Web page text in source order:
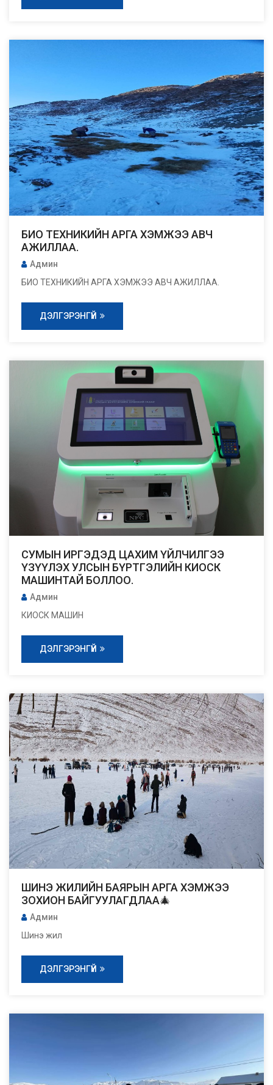
БИО ТЕХНИКИЙН АРГА ХЭМЖЭЭ АВЧ
АЖИЛЛАА.
Админ
БИО ТЕХНИКИЙН АРГА ХЭМЖЭЭ АВЧ АЖИЛЛАА.
ДЭЛГЭРЭНГҮЙ
СУМЫН ИРГЭДЭД ЦАХИМ ҮЙЛЧИЛГЭЭ
ҮЗҮҮЛЭХ УЛСЫН БҮРТГЭЛИЙН КИОСК
МАШИНТАЙ БОЛЛОО.
Админ
КИОСК МАШИН
ДЭЛГЭРЭНГҮЙ
ШИНЭ ЖИЛИЙН БАЯРЫН АРГА ХЭМЖЭЭ
ЗОХИОН БАЙГУУЛАГДЛАА🎄
Админ
Шинэ жил
ДЭЛГЭРЭНГҮЙ